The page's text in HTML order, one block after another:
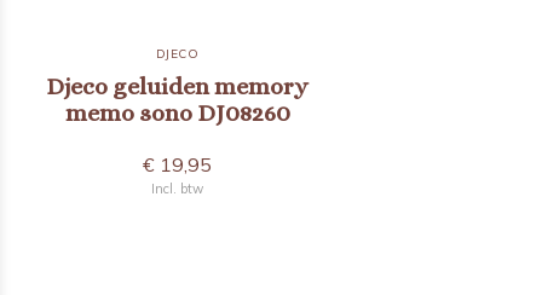
DJECO
Djeco geluiden memory
memo sono DJ08260
€ 19,95
Incl. btw